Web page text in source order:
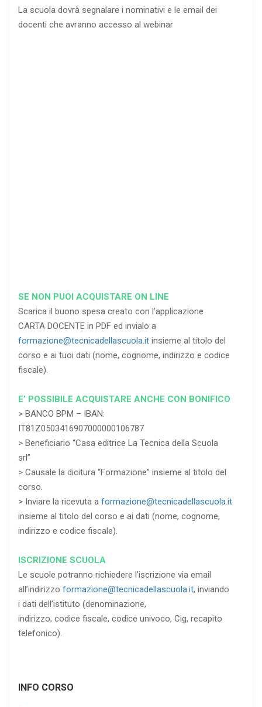
La scuola dovrà segnalare i nominativi e le email dei
docenti che avranno accesso al webinar
SE NON PUOI ACQUISTARE ON LINE
Scarica il buono spesa creato con l’applicazione
CARTA DOCENTE in PDF ed invialo a
formazione@tecnicadellascuola.it insieme al titolo del
corso e ai tuoi dati (nome, cognome, indirizzo e codice
fiscale).
E’ POSSIBILE ACQUISTARE ANCHE CON BONIFICO
> BANCO BPM – IBAN:
IT81Z0503416907000000106787
> Beneficiario “Casa editrice La Tecnica della Scuola
srl”
> Causale la dicitura “Formazione” insieme al titolo del
corso.
> Inviare la ricevuta a formazione@tecnicadellascuola.it
insieme al titolo del corso e ai dati (nome, cognome,
indirizzo e codice fiscale).
ISCRIZIONE SCUOLA
Le scuole potranno richiedere l’iscrizione via email
all’indirizzo formazione@tecnicadellascuola.it, inviando
i dati dell’istituto (denominazione,
indirizzo, codice fiscale, codice univoco, Cig, recapito
telefonico).
INFO CORSO